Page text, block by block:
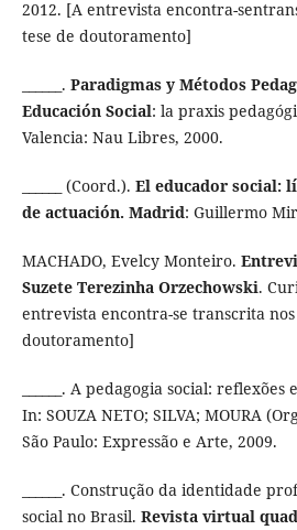
2012. [A entrevista encontra-
tese de doutoramento]
______. Paradigmas y Métodos
Educación Social: la praxis
Valencia: Nau Libres, 2000.
______ (Coord.). El educador social:
de actuación. Madrid: Guillermo
MACHADO, Evelcy Monteiro.
Suzete Terezinha Orzechowski.
entrevista encontra-se transcrita nos
doutoramento]
______. A pedagogia social:
In: SOUZA NETO; SILVA; MOURA
São Paulo: Expressão e Arte, 2009.
______. Construção da identidade
social no Brasil. Revista virtual